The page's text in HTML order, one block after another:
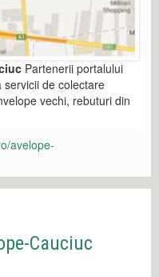
Partenerii portalului
de colectare
vechi, rebuturi din
avelope-
Cauciuc